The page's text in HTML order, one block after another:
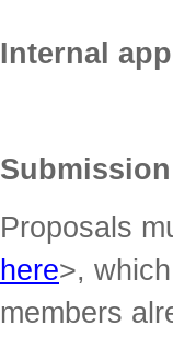
Internal
Proposals
here>,
members